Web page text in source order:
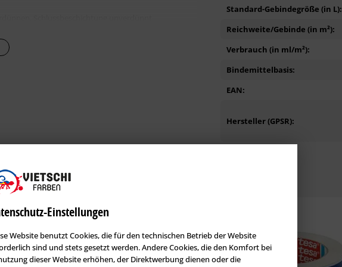
Standard-Gebindegröße (in L):
Reichweite/Gebinde (in m²):
Verbrauch (in ml/m²):
Bindemittelbasis:
EAN:
Hersteller (GPSR):
Kunden kauften auch diese Produkte
Dauerniedrigpreis
Einstellungen
Website benutzt Cookies, die für den technischen Betrieb der Website
sind und stets gesetzt werden. Andere Cookies, die den Komfort bei
dieser Website erhöhen, der Direktwerbung dienen oder die